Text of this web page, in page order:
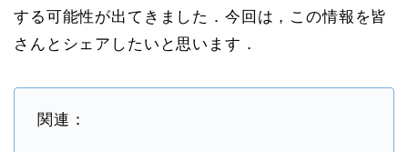
する可能性が出てきました．今回は，この情報を皆
さんとシェアしたいと思います．
関連：